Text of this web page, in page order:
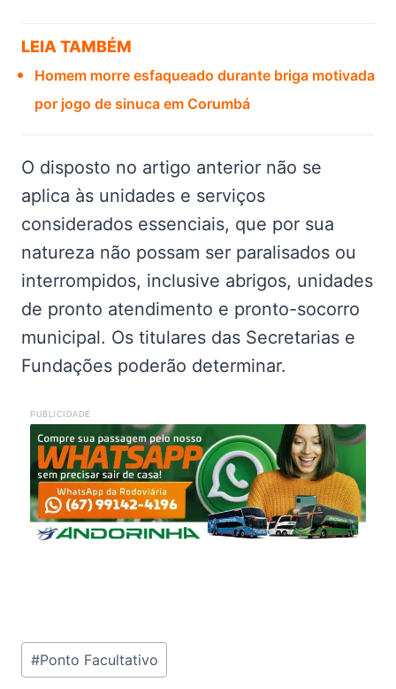
LEIA TAMBÉM
Homem morre esfaqueado durante briga motivada
por jogo de sinuca em Corumbá
O disposto no artigo anterior não se
aplica às unidades e serviços
considerados essenciais, que por sua
natureza não possam ser paralisados ou
in­terrompidos, inclusive abrigos, unidades
de pronto atendimento e pronto-socorro
municipal. Os titulares das Secretarias e
Fundações poderão determinar.
PUBLICIDADE
Tags
do
#Ponto Facultativo